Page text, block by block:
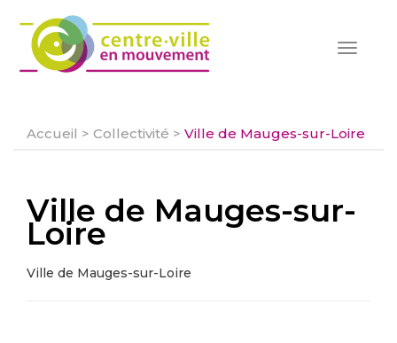
Toggle
Accueil > Collectivité > Ville de Mauges-sur-Loire
Ville de Mauges-sur-
Loire
Ville de Mauges-sur-Loire